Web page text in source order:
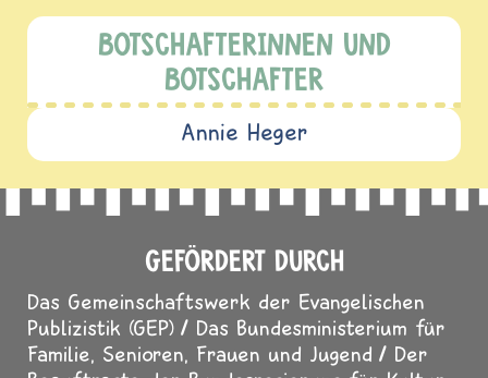
BOTSCHAFTERINNEN UND
BOTSCHAFTER
Annie Heger
GEFÖRDERT DURCH
Das Gemeinschaftswerk der Evangelischen
Publizistik (GEP)
Das Bundesministerium für
Familie, Senioren, Frauen und Jugend
Der